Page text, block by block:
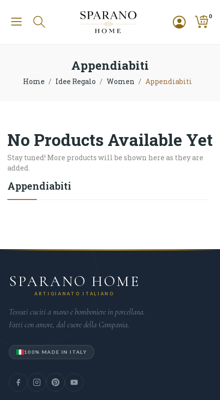
0
Appendiabiti
Home Idee Regalo Women Appendiabiti
Appendiabiti
No Products Available Yet
Stay tuned! More products will be shown here as they are
added.
SPARANO HOME
ARTIGIANATO ITALIANO
Tessuti cuciti a mano e bomboniere in porcellana.
Fatti con amore, dal cuore della Campania.
100% MADE IN ITALY